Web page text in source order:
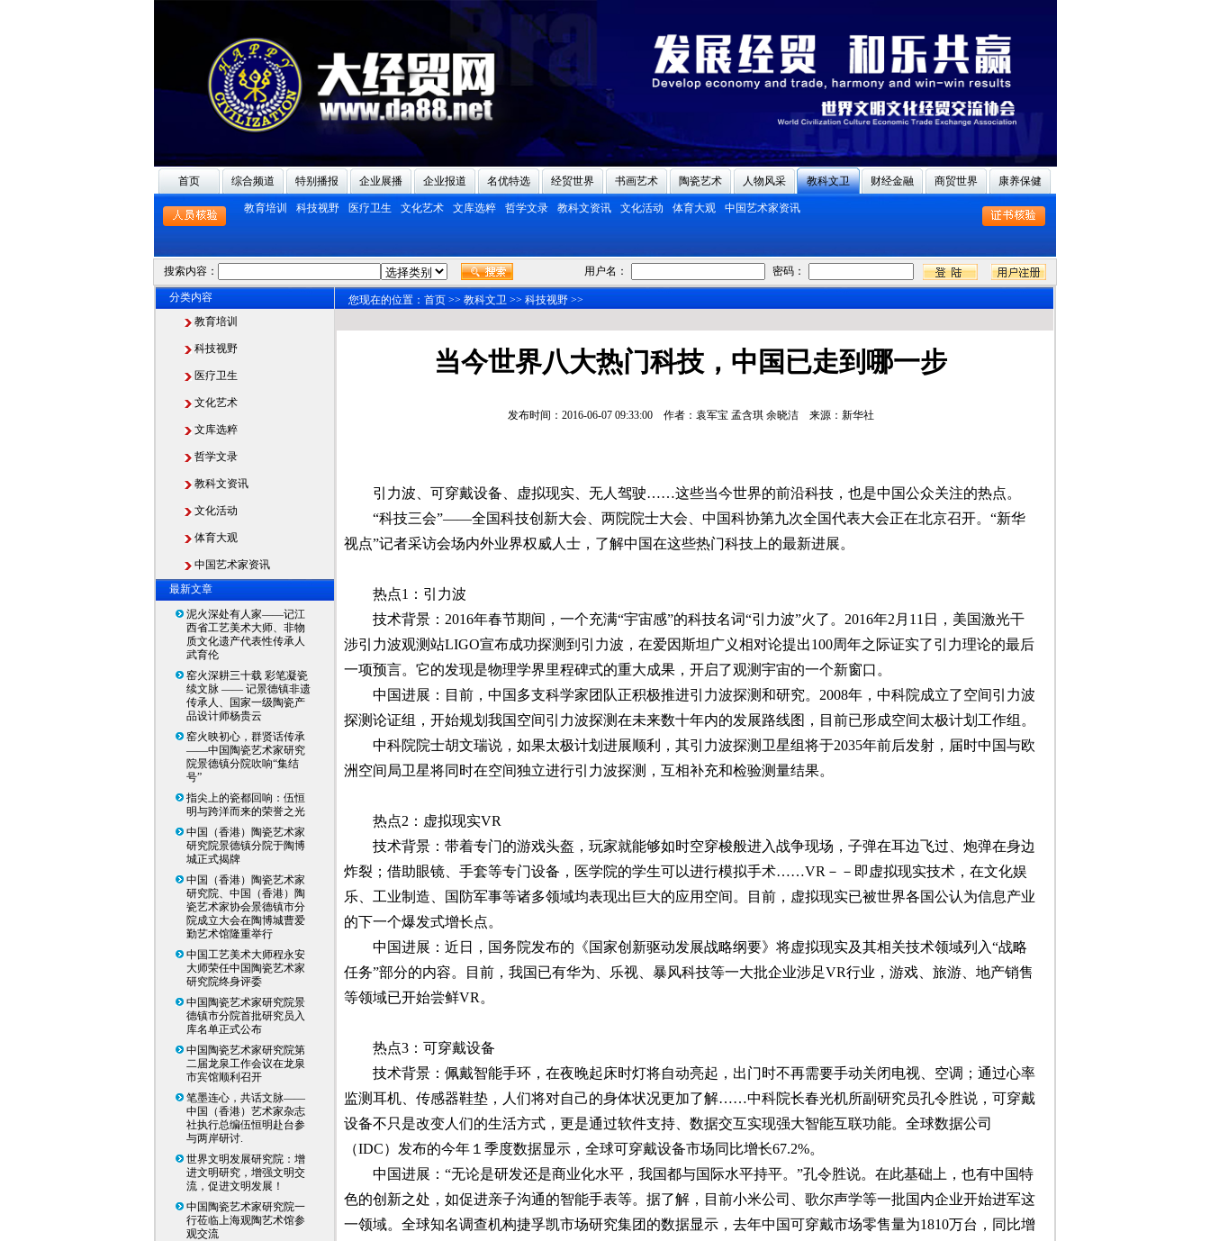
首页 综合频道 特别播报 企业展播 企业报道 名优特选 经贸世界 书画艺术 陶瓷艺术 人物风采 教科文卫 财经金融 商贸世界 康养保健
教育培训 科技视野 医疗卫生 文化艺术 文库选粹 哲学文录 教科文资讯 文化活动 体育大观 中国艺术家资讯
搜索内容： 用户名： 密码：
分类内容
教育培训
科技视野
医疗卫生
文化艺术
文库选粹
哲学文录
教科文资讯
文化活动
体育大观
中国艺术家资讯
最新文章
泥火深处有人家——记江
西省工艺美术大师、非物
质文化遗产代表性传承人
武育伦
窑火深耕三十载 彩笔凝瓷
续文脉 —— 记景德镇非遗
传承人、国家一级陶瓷产
品设计师杨贵云
窑火映初心，群贤话传承
——中国陶瓷艺术家研究
院景德镇分院吹响“集结
号”
指尖上的瓷都回响：伍恒
明与跨洋而来的荣誉之光
中国（香港）陶瓷艺术家
研究院景德镇分院于陶博
城正式揭牌
中国（香港）陶瓷艺术家
研究院、中国（香港）陶
瓷艺术家协会景德镇市分
院成立大会在陶博城曹爱
勤艺术馆隆重举行
中国工艺美术大师程永安
大师荣任中国陶瓷艺术家
研究院终身评委
中国陶瓷艺术家研究院景
德镇市分院首批研究员入
库名单正式公布
中国陶瓷艺术家研究院第
二届龙泉工作会议在龙泉
市宾馆顺利召开
笔墨连心，共话文脉——
中国（香港）艺术家杂志
社执行总编伍恒明赴台参
与两岸研讨.
世界文明发展研究院：增
进文明研究，增强文明交
流，促进文明发展！
中国陶瓷艺术家研究院一
行莅临上海观陶艺术馆参
观交流
您现在的位置： 首页 >> 教科文卫 >> 科技视野 >>
当今世界八大热门科技，中国已走到哪一步
发布时间：2016-06-07 09:33:00 作者：袁军宝 孟含琪 余晓洁 来源：新华社
引力波、可穿戴设备、虚拟现实、无人驾驶……这些当今世界的前沿科技，也是中国公众关注的热点。
“科技三会”——全国科技创新大会、两院院士大会、中国科协第九次全国代表大会正在北京召开。“新华
视点”记者采访会场内外业界权威人士，了解中国在这些热门科技上的最新进展。
热点1：引力波
技术背景：2016年春节期间，一个充满“宇宙感”的科技名词“引力波”火了。2016年2月11日，美国激光干
涉引力波观测站LIGO宣布成功探测到引力波，在爱因斯坦广义相对论提出100周年之际证实了引力理论的最后
一项预言。它的发现是物理学界里程碑式的重大成果，开启了观测宇宙的一个新窗口。
中国进展：目前，中国多支科学家团队正积极推进引力波探测和研究。2008年，中科院成立了空间引力波
探测论证组，开始规划我国空间引力波探测在未来数十年内的发展路线图，目前已形成空间太极计划工作组。
中科院院士胡文瑞说，如果太极计划进展顺利，其引力波探测卫星组将于2035年前后发射，届时中国与欧
洲空间局卫星将同时在空间独立进行引力波探测，互相补充和检验测量结果。
热点2：虚拟现实VR
技术背景：带着专门的游戏头盔，玩家就能够如时空穿梭般进入战争现场，子弹在耳边飞过、炮弹在身边
炸裂；借助眼镜、手套等专门设备，医学院的学生可以进行模拟手术……VR－－即虚拟现实技术，在文化娱
乐、工业制造、国防军事等诸多领域均表现出巨大的应用空间。目前，虚拟现实已被世界各国公认为信息产业
的下一个爆发式增长点。
中国进展：近日，国务院发布的《国家创新驱动发展战略纲要》将虚拟现实及其相关技术领域列入“战略
任务”部分的内容。目前，我国已有华为、乐视、暴风科技等一大批企业涉足VR行业，游戏、旅游、地产销售
等领域已开始尝鲜VR。
热点3：可穿戴设备
技术背景：佩戴智能手环，在夜晚起床时灯将自动亮起，出门时不再需要手动关闭电视、空调；通过心率
监测耳机、传感器鞋垫，人们将对自己的身体状况更加了解……中科院长春光机所副研究员孔令胜说，可穿戴
设备不只是改变人们的生活方式，更是通过软件支持、数据交互实现强大智能互联功能。全球数据公司
（IDC）发布的今年１季度数据显示，全球可穿戴设备市场同比增长67.2%。
中国进展：“无论是研发还是商业化水平，我国都与国际水平持平。”孔令胜说。在此基础上，也有中国特
色的创新之处，如促进亲子沟通的智能手表等。据了解，目前小米公司、歌尔声学等一批国内企业开始进军这
一领域。全球知名调查机构捷孚凯市场研究集团的数据显示，去年中国可穿戴市场零售量为1810万台，同比增